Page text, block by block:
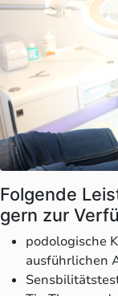
Folgende
gern zur
podologische
ausführlichen